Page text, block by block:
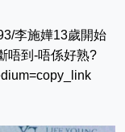
李施嬅13歲開始
唔到-唔係好熟?